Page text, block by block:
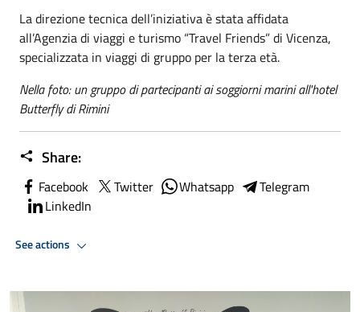
La direzione tecnica dell’iniziativa è stata affidata
all’Agenzia di viaggi e turismo “Travel Friends” di Vicenza,
specializzata in viaggi di gruppo per la terza età.
Nella foto: un gruppo di partecipanti ai soggiorni marini all'hotel
Butterfly di Rimini
Share:
Facebook Twitter Whatsapp
Telegram
LinkedIn
See actions